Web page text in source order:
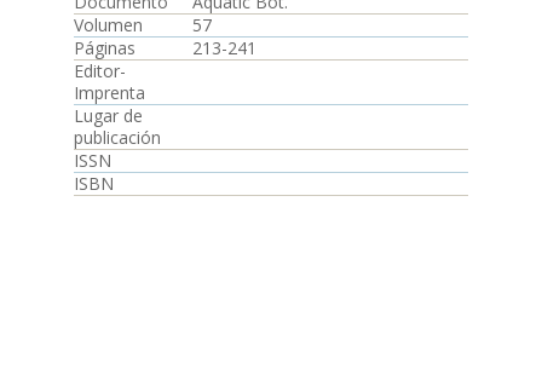
Volumen
57
Páginas
213-241
Editor-
Imprenta
Lugar de
publicación
ISSN
ISBN